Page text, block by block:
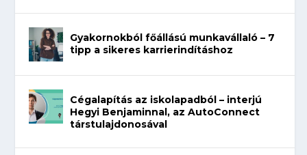
Gyakornokból főállású munkavállaló – 7
tipp a sikeres karrierindításhoz
Cégalapítás az iskolapadból – interjú
Hegyi Benjaminnal, az AutoConnect
társtulajdonosával